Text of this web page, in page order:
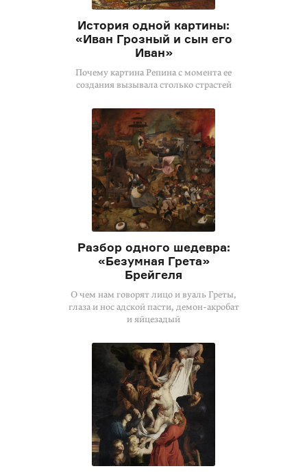
История одной картины:
«Иван Грозный и сын его
Иван»
Почему картина Репина с момента ее
создания вызывала столько страстей
Разбор одного шедевра:
«Безумная Грета»
Брейгеля
О чем нам говорят лицо и вуаль Греты,
глаза и нос адской пасти, демон-акробат
и яйцезадый